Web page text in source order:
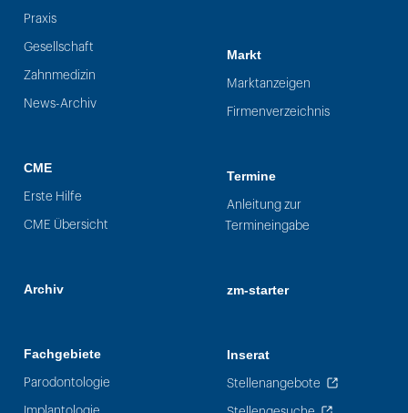
Praxis
Gesellschaft
Zahnmedizin
News-Archiv
CME
Erste Hilfe
CME Übersicht
Archiv
Fachgebiete
Parodontologie
Implantologie
Markt
Marktanzeigen
Firmenverzeichnis
Termine
Anleitung zur
Termineingabe
zm-starter
Inserat
Stellenangebote